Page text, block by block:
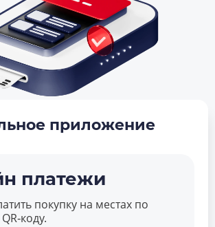
приложение
платежи
покупку на местах по